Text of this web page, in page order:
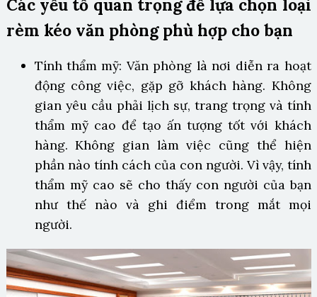
Các yếu tố quan trọng để lựa chọn loại
rèm kéo văn phòng phù hợp cho bạn
Tính thẩm mỹ: Văn phòng là nơi diễn ra hoạt
động công việc, gặp gỡ khách hàng. Không
gian yêu cầu phải lịch sự, trang trọng và tính
thẩm mỹ cao để tạo ấn tượng tốt với khách
hàng. Không gian làm việc cũng thể hiện
phần nào tính cách của con người. Vì vậy, tính
thẩm mỹ cao sẽ cho thấy con người của bạn
như thế nào và ghi điểm trong mắt mọi
người.